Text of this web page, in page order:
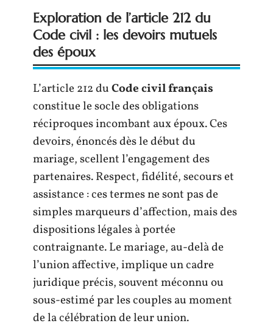
Exploration de l’article 212 du
Code civil : les devoirs mutuels
des époux
L’article 212 duCode civil français
constitue le socle des obligations
réciproques incombant aux époux. Ces
devoirs, énoncés dès le début du
mariage, scellent l’engagement des
partenaires. Respect, fidélité, secours et
assistance : ces termes ne sont pas de
simples marqueurs d’affection, mais des
dispositions légales à portée
contraignante. Le mariage, au-delà de
l’union affective, implique un cadre
juridique précis, souvent méconnu ou
sous-estimé par les couples au moment
de la célébration de leur union.